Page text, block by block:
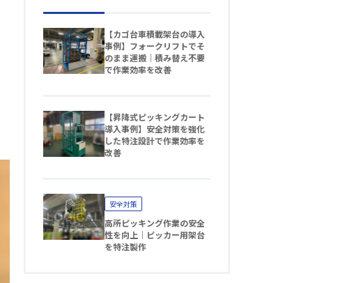
【カゴ台車積載架台の導入
事例】フォークリフトでそ
のまま運搬｜積み替え不要
で作業効率を改善
【昇降式ピッキングカート
導入事例】安全対策を強化
した特注設計で作業効率を
改善
安全対策
高所ピッキング作業の安全
性を向上｜ピッカー用架台
を特注製作